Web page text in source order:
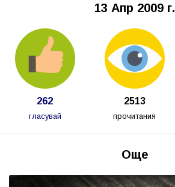
13 Апр 2009 г.
262
гласувай
2513
прочитания
Още